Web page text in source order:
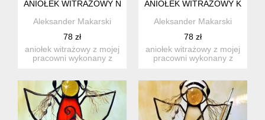
ANIOŁEK WITRAŻOWY NARCIARZ
Aleksander Makarski
78 zł
aniołek witrażowy z mojej
pracowni wykonany z
ANIOŁEK WITRAŻOWY
Aleksander Makarski
78 zł
aniołek witrażowy z mojej
pracowni wykonany z